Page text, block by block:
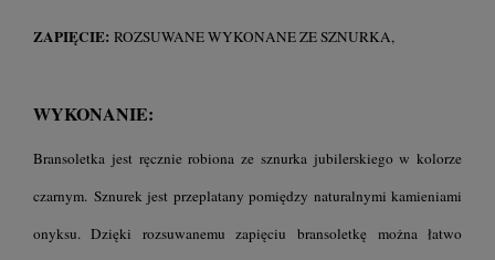
ZAPIĘCIE: ROZSUWANE WYKONANE ZE SZNURKA,
WYKONANIE:
Bransoletka jest ręcznie robiona ze sznurka jubilerskiego w kolorze
czarnym. Sznurek jest przeplatany pomiędzy naturalnymi kamieniami
onyksu. Dzięki rozsuwanemu zapięciu bransoletkę można łatwo